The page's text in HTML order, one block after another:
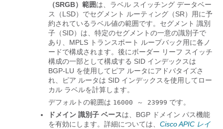
（SRGB）範囲は、ラベル スイッチング データベー
ス（LSD）でセグメント ルーティング（SR）用に予
約されているラベル値の範囲です。セグメント 識別
子（SID）は、特定のセグメントの一意の識別子で
あり、MPLS トランスポート ループバック用に各ノ
ードで構成されます。後にボーダー リーフ スイッチ
構成の一部として構成する SID インデックスは
BGP-LU を使用してピア ルータにアドバタイズさ
れ、ピア ルータは SID インデックスを使用してロー
カル ラベルを計算します。
デフォルトの範囲は 16000 ～ 23999 です。
ドメイン 識別子 ベースは、BGP ドメイン パス機能
を有効にします。詳細については、 Cisco APIC レイ